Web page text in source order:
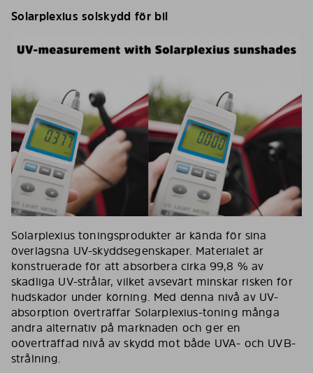
Solarplexius solskydd för bil
Solarplexius toningsprodukter är kända för sina
överlägsna UV-skyddsegenskaper. Materialet är
konstruerade för att absorbera cirka 99,8 % av
skadliga UV-strålar, vilket avsevärt minskar risken för
hudskador under körning. Med denna nivå av UV-
absorption överträffar Solarplexius-toning många
andra alternativ på marknaden och ger en
oöverträffad nivå av skydd mot både UVA- och UVB-
strålning.